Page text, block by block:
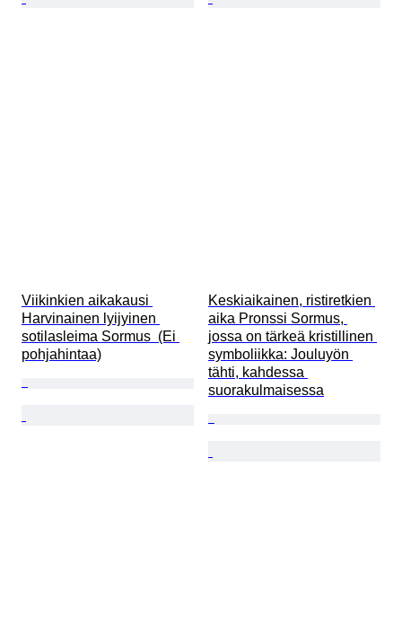
Viikinkien aikakausi
Harvinainen lyijyinen
sotilasleima Sormus  (Ei
pohjahintaa)
Keskiaikainen, ristiretkien
aika Pronssi Sormus,
jossa on tärkeä kristillinen
symboliikka: Jouluyön
tähti, kahdessa
suorakulmaisessa